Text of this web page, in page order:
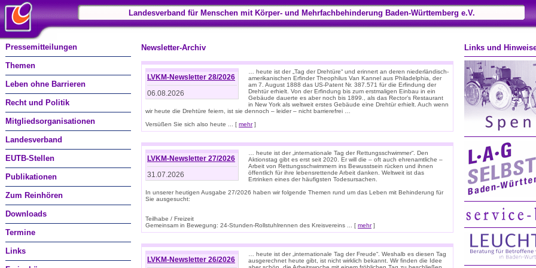
Landesverband für Menschen mit Körper- und Mehrfachbehinderung Baden-Württemberg e.V.
Pressemitteilungen
Themen
Leben ohne Barrieren
Recht und Politik
Mitgliedsorganisationen
Landesverband
EUTB-Stellen
Publikationen
Zum Reinhören
Downloads
Termine
Links
Newsletter-Archiv
LVKM-Newsletter 28/2026
06.08.2026
… heute ist der „Tag der Drehtüre“ und erinnert an deren niederländisch-
amerikanischen Erfinder Theophilus Van Kannel aus Philadelphia, der
am 7. August 1888 das US-Patent Nr. 387.571 für die Erfindung der
Drehtür erhielt. Von der Erfindung bis zum erstmaligen Einbau in ein
Gebäude dauerte es aber noch bis 1899., als das Rector’s Restaurant
in New York als weltweit erstes Gebäude eine Drehtür erhielt. Auch wenn
wir heute die Drehtüre feiern, ist sie dennoch – leider – nicht barrierefrei …
Versüßen Sie sich also heute ... [ mehr]
LVKM-Newsletter 27/2026
31.07.2026
… heute ist der „internationale Tag der Rettungsschwimmer“. Den
Aktionstag gibt es erst seit 2020. Er will die – oft auch ehrenamtliche –
Arbeit von Rettungsschwimmern ins Bewusstsein rücken und ihnen
öffentlich für ihre lebensrettende Arbeit danken. Weltweit ist das
Ertrinken eines der häufigsten Todesursachen.
In unserer heutigen Ausgabe 27/2026 haben wir folgende Themen rund um das Leben mit Behinderung für
Sie ausgesucht:
Teilhabe / Freizeit
Gemeinsam in Bewegung: 24-Stunden-Rollstuhlrennen des Kreisvereins ... [ mehr]
LVKM-Newsletter 26/2026
… heute ist der „internationale Tag der Freude“. Weshalb es diesen Tag
ausgerechnet heute gibt, ist nicht wirklich bekannt. Wir finden die Idee
Links und